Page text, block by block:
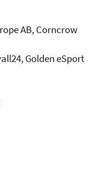
AB, Corncrow
Golden eSport